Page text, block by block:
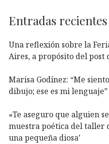
Entradas recientes
Una reflexión sobre la
Aires, a propósito del post
Marisa Godínez: “Me
dibujo; ese es mi lenguaje”
«Te aseguro que alguien
muestra poética del taller
una pequeña diosa’